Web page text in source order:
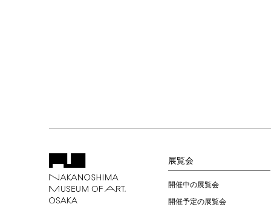
展覧会
開催中の展覧会
開催予定の展覧会